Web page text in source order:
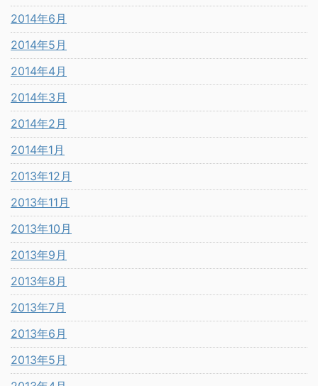
2014年6月
2014年5月
2014年4月
2014年3月
2014年2月
2014年1月
2013年12月
2013年11月
2013年10月
2013年9月
2013年8月
2013年7月
2013年6月
2013年5月